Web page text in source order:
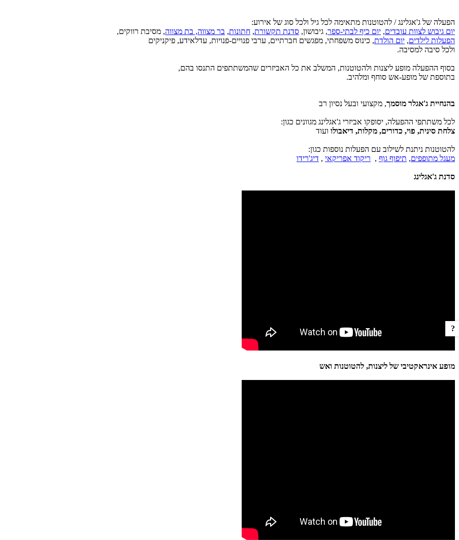
?
הפעלה של ג'אגלינג / להטוטנות מתאימה לכל גיל ולכל סוג של אירוע:
יום גיבוש לצוות עובדים, יום כיף לבתי-ספר, גיבושון, סדנת תקשורת, חתונות, בר מצווה, בת מצווה, מסיבת רווקים,
הפעלות לילדים, יום הולדת, כינוס משפחתי, מפגשים חברתיים, ערבי פנויים-פנויות, עדלאידע, פיקניקים
ולכל סיבה למסיבה.
בסוף ההפעלה מופע ליצנות ולהטוטנות, המשלב את כל האביזרים שהמשתתפים התנסו בהם,
בתוספת של מופע-אש סוחף ומלהיב.
בהנחיית ג'אגלר מוסמך, מקצועי ובעל נסיון רב
לכל משתתפי ההפעלה, יסופקו אביזרי ג'אגלינג מגוונים כגון:
צלחת סינית, פוי, כדורים, מקלות, דיאבולו ועוד
להטוטנות ניתנת לשילוב עם הפעלות נוספות כגון:
מעגל מתופפים, תיפוף גוף , ריקוד אפריקאי , דיג'רידו
סדנת ג'אגלינג
מופע אינראקטיבי של ליצנות, להטוטנות ואש